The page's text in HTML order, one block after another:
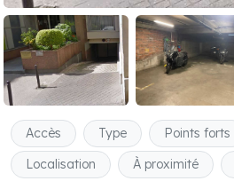
Accès Type Points forts
Localisation
À proximité